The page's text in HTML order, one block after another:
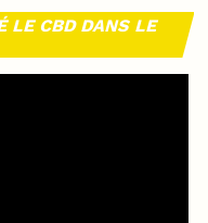
LE CBD DANS LE